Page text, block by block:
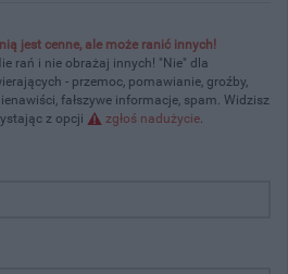
jest cenne, ale może ranić innych!
rań i nie obrażaj innych! "Nie" dla
- przemoc, pomawianie, groźby,
fałszywe informacje, spam. Widzisz
z opcji
zgłoś nadużycie.